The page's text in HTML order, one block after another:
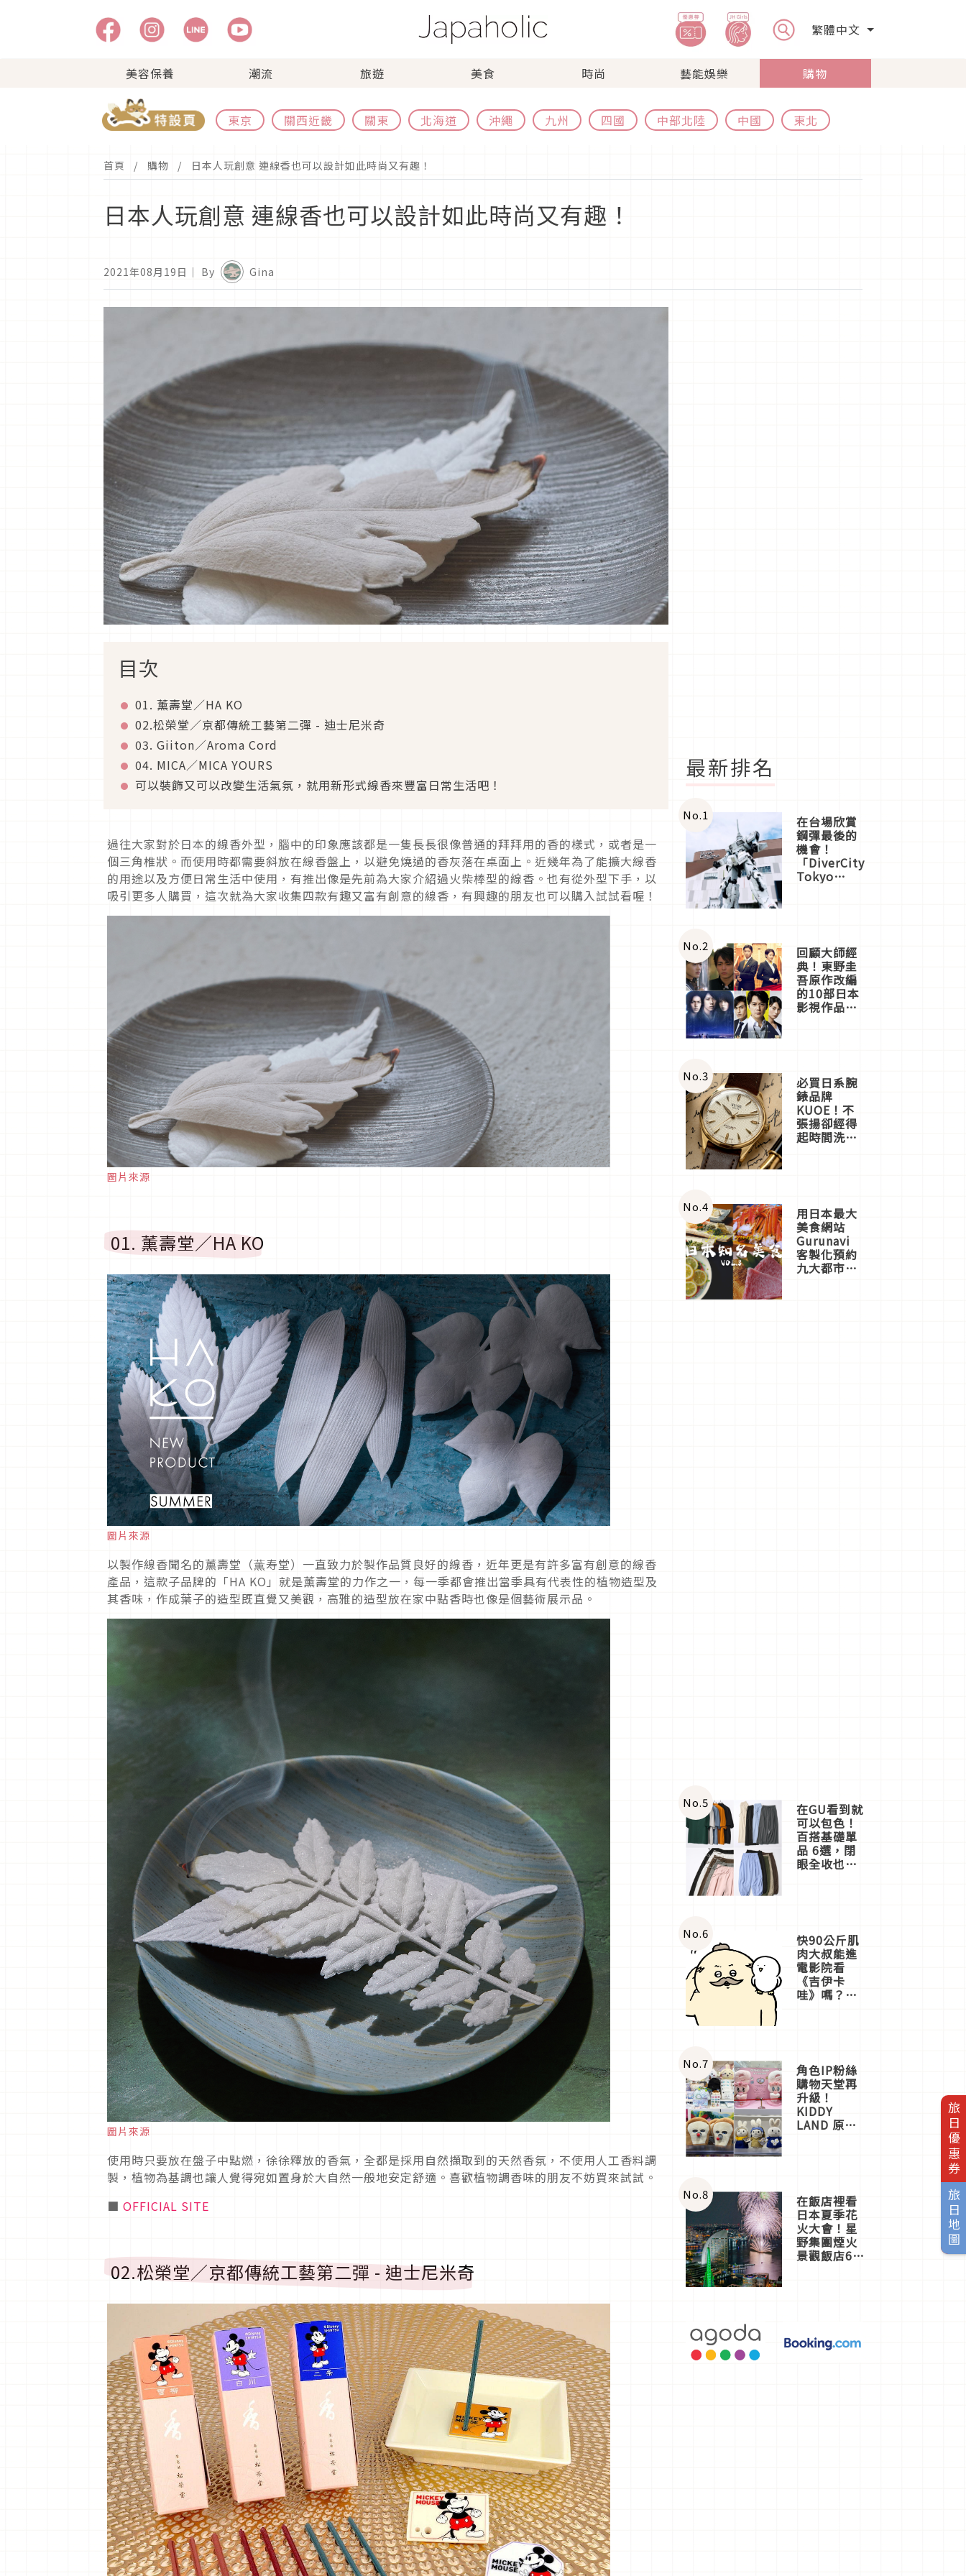
繁體中文
美容保養 潮流 旅遊 美食 時尚 藝能娛樂 購物
東京 關西近畿 關東 北海道 沖繩 九州 四國 中部北陸 中國 東北
旅日優惠券
旅日地圖
首頁 購物 日本人玩創意 連線香也可以設計如此時尚又有趣！
日本人玩創意 連線香也可以設計如此時尚又有趣！
2021年08月19日 ｜ By Gina
目次
01. 薰壽堂／HA KO
02.松榮堂／京都傳統工藝第二彈 - 迪士尼米奇
03. Giiton／Aroma Cord
04. MICA／MICA YOURS
可以裝飾又可以改變生活氣氛，就用新形式線香來豐富日常生活吧！
過往大家對於日本的線香外型，腦中的印象應該都是一隻長長很像普通的拜拜用的香的樣式，或者是一
個三角椎狀。而使用時都需要斜放在線香盤上，以避免燒過的香灰落在桌面上。近幾年為了能擴大線香
的用途以及方便日常生活中使用，有推出像是先前為大家介紹過火柴棒型的線香。也有從外型下手，以
吸引更多人購買，這次就為大家收集四款有趣又富有創意的線香，有興趣的朋友也可以購入試試看喔！
圖片來源
01. 薰壽堂／HA KO
圖片來源
以製作線香聞名的薰壽堂（薫寿堂）一直致力於製作品質良好的線香，近年更是有許多富有創意的線香
產品，這款子品牌的「HA KO」就是薰壽堂的力作之一，每一季都會推出當季具有代表性的植物造型及
其香味，作成葉子的造型既直覺又美觀，高雅的造型放在家中點香時也像是個藝術展示品。
圖片來源
使用時只要放在盤子中點燃，徐徐釋放的香氣，全都是採用自然擷取到的天然香氛，不使用人工香料調
製，植物為基調也讓人覺得宛如置身於大自然一般地安定舒適。喜歡植物調香味的朋友不妨買來試試。
■ OFFICIAL SITE
02.松榮堂／京都傳統工藝第二彈 - 迪士尼米奇
最新排名
No.1 在台場欣賞
鋼彈最後的
機會！
「DiverCity
Tokyo
體驗
No.2 回顧大師經
典！東野圭
吾原作改編
的10部日本
影視作品推
No.3 必買日系腕
錶品牌
KUOE！不
張揚卻經得
起時間洗鍊
No.4 用日本最大
美食網站
Gurunavi
客製化預約
九大都市餐
No.5 在GU看到就
可以包色！
百搭基礎單
品 6選，閉
眼全收也不
No.6 快90公斤肌
肉大叔能進
電影院看
《吉伊卡
哇》嗎？日
一同給出了
答案
No.7 角色IP粉絲
購物天堂再
升級！
KIDDY
LAND 原宿
店3分即達
No.8 在飯店裡看
日本夏季花
火大會！星
野集團煙火
景觀飯店6